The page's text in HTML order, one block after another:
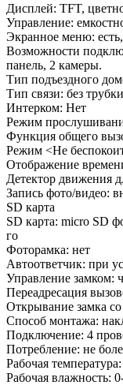
Дисплей: TFT,
Управление:
Экранное меню:
Возможности
панель, 2 камеры.
Тип подъездного
Тип связи: без трубки
Интерком: Нет
Режим
Функция общего
Режим <Не
Отображение
Детектор движения
Запись фото/видео:
SD карта
SD карта: micro SD
го
Фоторамка: нет
Автоответчик: при
Управление замком:
Переадресация
Открывание замка
Способ монтажа:
Подключение: 4
Потребление: не
Рабочая
Рабочая влажность: